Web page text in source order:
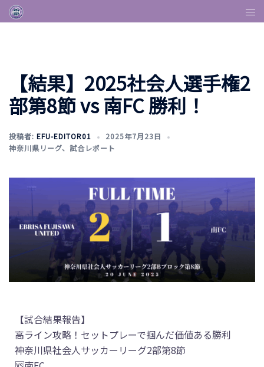
【結果】2025社会人選手権2
部第8節 vs 南FC 勝利！
投稿者: EFU-EDITOR01
2025年7月23日
神奈川県リーグ、 試合レポート
【試合結果報告】
高ライン攻略！セットプレーで掴んだ価値ある勝利
神奈川県社会人サッカーリーグ2部第8節